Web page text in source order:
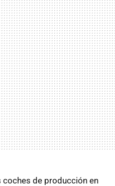
coches de producción en